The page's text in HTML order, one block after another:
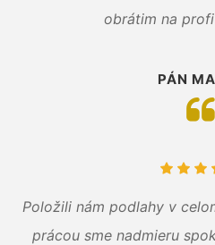
obrátim na
PÁN
Položili nám podlahy v
prácou sme nadmieru